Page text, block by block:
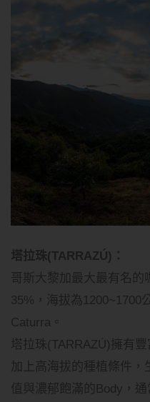
塔拉珠(TARRAZÚ)：
哥斯大黎加最大最有名的
35%，海拔為1200~1700
Caturra。
塔拉珠(TARRAZÚ)擁有
加上高海拔的種植條件，
值與濃郁飽滿的Body，